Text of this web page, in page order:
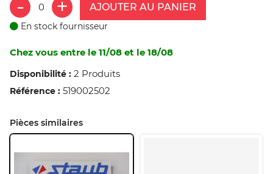
AJOUTER AU PANIER
En stock fournisseur
Chez vous entre le 11/08 et le 18/08
Disponibilité : 2 Produits
Référence : 519002502
Pièces similaires